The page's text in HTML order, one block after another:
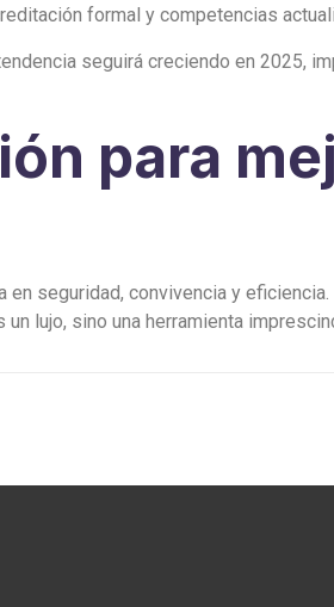
formal y competencias
seguirá creciendo en 2025,
para
seguridad, convivencia y
lujo, sino una herramienta